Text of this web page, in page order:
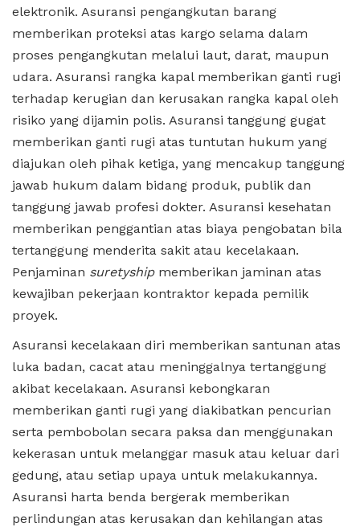
elektronik. Asuransi pengangkutan barang
memberikan proteksi atas kargo selama dalam
proses pengangkutan melalui laut, darat, maupun
udara. Asuransi rangka kapal memberikan ganti rugi
terhadap kerugian dan kerusakan rangka kapal oleh
risiko yang dijamin polis. Asuransi tanggung gugat
memberikan ganti rugi atas tuntutan hukum yang
diajukan oleh pihak ketiga, yang mencakup tanggung
jawab hukum dalam bidang produk, publik dan
tanggung jawab profesi dokter. Asuransi kesehatan
memberikan penggantian atas biaya pengobatan bila
tertanggung menderita sakit atau kecelakaan.
Penjaminan suretyshipmemberikan jaminan atas
kewajiban pekerjaan kontraktor kepada pemilik
proyek.
Asuransi kecelakaan diri memberikan santunan atas
luka badan, cacat atau meninggalnya tertanggung
akibat kecelakaan. Asuransi kebongkaran
memberikan ganti rugi yang diakibatkan pencurian
serta pembobolan secara paksa dan menggunakan
kekerasan untuk melanggar masuk atau keluar dari
gedung, atau setiap upaya untuk melakukannya.
Asuransi harta benda bergerak memberikan
perlindungan atas kerusakan dan kehilangan atas